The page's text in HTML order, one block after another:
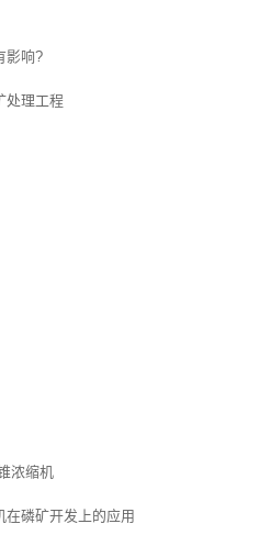
影响?
处理工程
浓缩机
磷矿开发上的应用